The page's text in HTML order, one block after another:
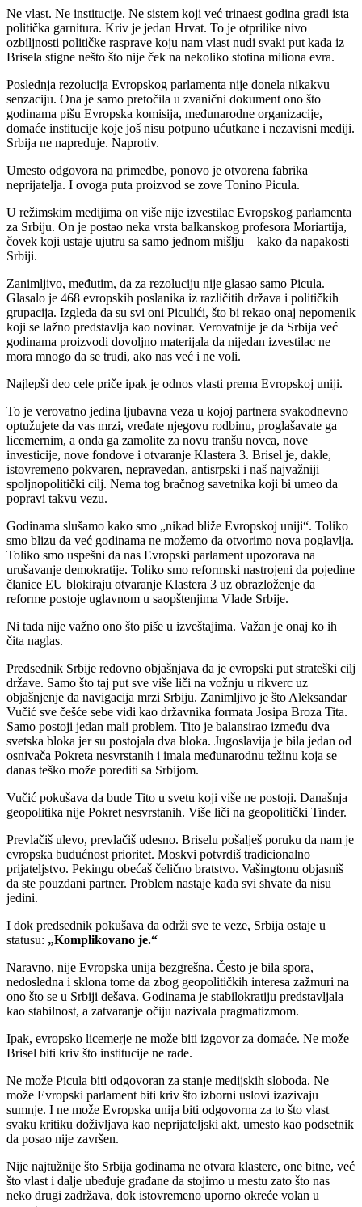
Ne vlast. Ne institucije. Ne sistem koji već trinaest godina gradi ista
politička garnitura. Kriv je jedan Hrvat. To je otprilike nivo
ozbiljnosti političke rasprave koju nam vlast nudi svaki put kada iz
Brisela stigne nešto što nije ček na nekoliko stotina miliona evra.
Poslednja rezolucija Evropskog parlamenta nije donela nikakvu
senzaciju. Ona je samo pretočila u zvanični dokument ono što
godinama pišu Evropska komisija, međunarodne organizacije,
domaće institucije koje još nisu potpuno ućutkane i nezavisni mediji.
Srbija ne napreduje. Naprotiv.
Umesto odgovora na primedbe, ponovo je otvorena fabrika
neprijatelja. I ovoga puta proizvod se zove Tonino Picula.
U režimskim medijima on više nije izvestilac Evropskog parlamenta
za Srbiju. On je postao neka vrsta balkanskog profesora Moriartija,
čovek koji ustaje ujutru sa samo jednom mišlju – kako da napakosti
Srbiji.
Zanimljivo, međutim, da za rezoluciju nije glasao samo Picula.
Glasalo je 468 evropskih poslanika iz različitih država i političkih
grupacija. Izgleda da su svi oni Piculići, što bi rekao onaj nepomenik
koji se lažno predstavlja kao novinar. Verovatnije je da Srbija već
godinama proizvodi dovoljno materijala da nijedan izvestilac ne
mora mnogo da se trudi, ako nas već i ne voli.
Najlepši deo cele priče ipak je odnos vlasti prema Evropskoj uniji.
To je verovatno jedina ljubavna veza u kojoj partnera svakodnevno
optužujete da vas mrzi, vređate njegovu rodbinu, proglašavate ga
licemernim, a onda ga zamolite za novu tranšu novca, nove
investicije, nove fondove i otvaranje Klastera 3. Brisel je, dakle,
istovremeno pokvaren, nepravedan, antisrpski i naš najvažniji
spoljnopolitički cilj. Nema tog bračnog savetnika koji bi umeo da
popravi takvu vezu.
Godinama slušamo kako smo „nikad bliže Evropskoj uniji“. Toliko
smo blizu da već godinama ne možemo da otvorimo nova poglavlja.
Toliko smo uspešni da nas Evropski parlament upozorava na
urušavanje demokratije. Toliko smo reformski nastrojeni da pojedine
članice EU blokiraju otvaranje Klastera 3 uz obrazloženje da
reforme postoje uglavnom u saopštenjima Vlade Srbije.
Ni tada nije važno ono što piše u izveštajima. Važan je onaj ko ih
čita naglas.
Predsednik Srbije redovno objašnjava da je evropski put strateški cilj
države. Samo što taj put sve više liči na vožnju u rikverc uz
objašnjenje da navigacija mrzi Srbiju. Zanimljivo je što Aleksandar
Vučić sve češće sebe vidi kao državnika formata Josipa Broza Tita.
Samo postoji jedan mali problem. Tito je balansirao između dva
svetska bloka jer su postojala dva bloka. Jugoslavija je bila jedan od
osnivača Pokreta nesvrstanih i imala međunarodnu težinu koja se
danas teško može porediti sa Srbijom.
Vučić pokušava da bude Tito u svetu koji više ne postoji. Današnja
geopolitika nije Pokret nesvrstanih. Više liči na geopolitički Tinder.
Prevlačiš ulevo, prevlačiš udesno. Briselu pošalješ poruku da nam je
evropska budućnost prioritet. Moskvi potvrdiš tradicionalno
prijateljstvo. Pekingu obećaš čelično bratstvo. Vašingtonu objasniš
da ste pouzdani partner. Problem nastaje kada svi shvate da nisu
jedini.
I dok predsednik pokušava da održi sve te veze, Srbija ostaje u
statusu: „Komplikovano je.“
Naravno, nije Evropska unija bezgrešna. Često je bila spora,
nedosledna i sklona tome da zbog geopolitičkih interesa zažmuri na
ono što se u Srbiji dešava. Godinama je stabilokratiju predstavljala
kao stabilnost, a zatvaranje očiju nazivala pragmatizmom.
Ipak, evropsko licemerje ne može biti izgovor za domaće. Ne može
Brisel biti kriv što institucije ne rade.
Ne može Picula biti odgovoran za stanje medijskih sloboda. Ne
može Evropski parlament biti kriv što izborni uslovi izazivaju
sumnje. I ne može Evropska unija biti odgovorna za to što vlast
svaku kritiku doživljava kao neprijateljski akt, umesto kao podsetnik
da posao nije završen.
Nije najtužnije što Srbija godinama ne otvara klastere, one bitne, već
što vlast i dalje ubeđuje građane da stojimo u mestu zato što nas
neko drugi zadržava, dok istovremeno uporno okreće volan u